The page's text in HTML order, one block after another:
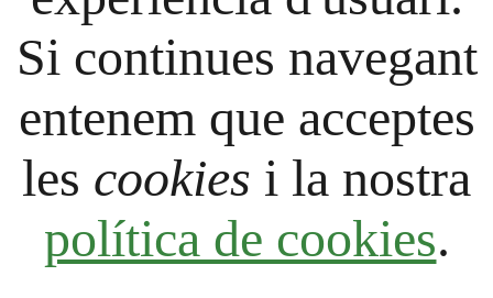
Si continues navegant
entenem que acceptes
les cookies i la nostra
política de cookies.